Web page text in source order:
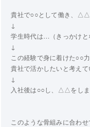
貴社で○○として働き、△△
↓
学生時代は…（きっかけと
↓
この経験で身に着けた○○
貴社で活かしたいと考えて
↓
入社後は○○し、△△をしま
このような骨組みに合わせ